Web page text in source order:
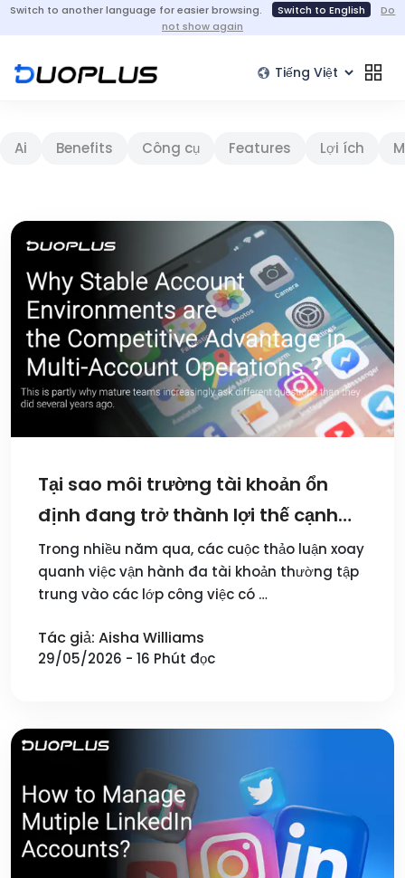
Switch to another language for easier browsing. Switch to English
Do
not show again
Ai Benefits Công cụ Features Lợi ích
Tại sao môi trường tài khoản ổn
định đang trở thành lợi thế cạnh
tranh trong vận hành đa tài khoản
Trong nhiều năm qua, các cuộc thảo luận xoay
quanh việc vận hành đa tài khoản thường tập
trung vào các lớp công việc có …
Tác giả: Aisha Williams
29/05/2026 - 16 Phút đọc